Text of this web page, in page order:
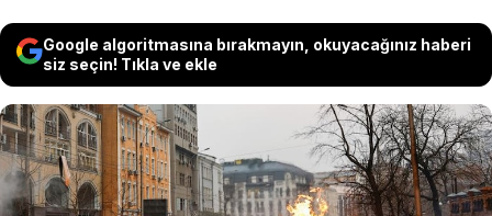
Google algoritmasına bırakmayın, okuyacağınız haberi
siz seçin! Tıkla ve ekle
Rusya, Kiev’e yönelik büyük saldırı öncesi şehri
terk etmeyen AB diplomatlarını açıkça tehdit